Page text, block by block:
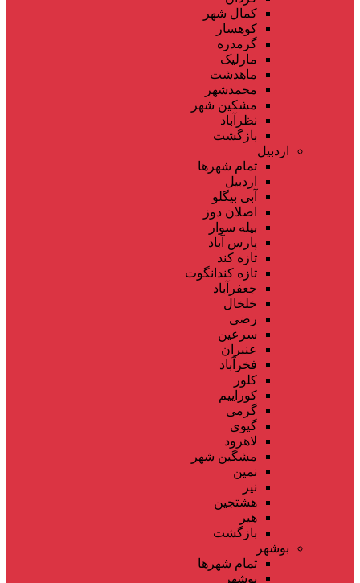
کمال شهر
کوهسار
گرمدره
مارلیک
ماهدشت
محمدشهر
مشکین شهر
نظرآباد
بازگشت
اردبیل
تمام شهر‌ها
اردبیل
آبی بیگلو
اصلان دوز
بیله سوار
پارس آباد
تازه کند
تازه کندانگوت
جعفرآباد
خلخال
رضی
سرعین
عنبران
فخرآباد
کلور
کوراییم
گرمی
گیوی
لاهرود
مشگین شهر
نمین
نیر
هشتجین
هیر
بازگشت
بوشهر
تمام شهر‌ها
بوشهر